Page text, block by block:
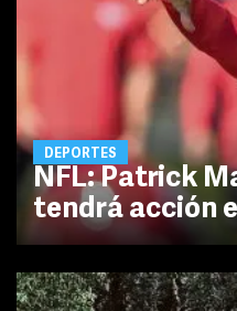
DEPORTES
NFL: Patrick
tendrá acción